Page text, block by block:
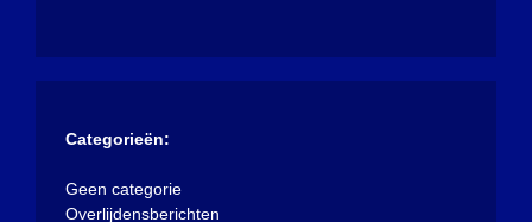
Categorieën:
Geen categorie
Overlijdensberichten